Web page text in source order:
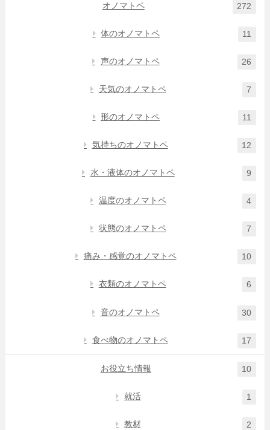
オノマトペ 272
体のオノマトペ 11
声のオノマトペ 26
天気のオノマトペ 7
形のオノマトペ 11
気持ちのオノマトペ 12
水・液体のオノマトペ 9
温度のオノマトペ 4
状態のオノマトペ 7
痛み・感覚のオノマトペ 10
衣類のオノマトペ 6
音のオノマトペ 30
食べ物のオノマトペ 17
お役立ち情報 10
就活 1
教材 2